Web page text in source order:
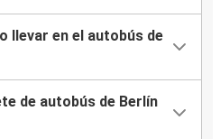
llevar en el autobús de
de autobús de Berlín